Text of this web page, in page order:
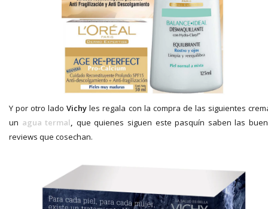
Y por otro ladoVichy les regala con la compra de las siguientes
un agua termal, que quienes siguen este pasquín saben las
reviews que cosechan.